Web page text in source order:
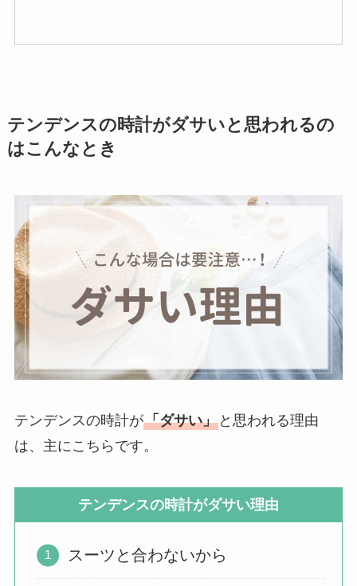
テンデンスの時計がダサいと思われるの
はこんなとき
テンデンスの時計が「ダサい」と思われる理由
は、主にこちらです。
テンデンスの時計がダサい理由
スーツと合わないから